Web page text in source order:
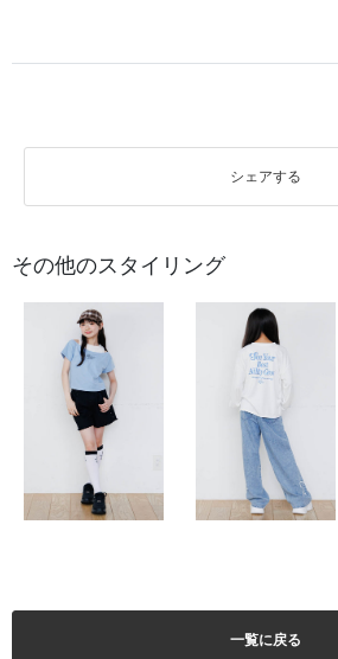
シェアする
その他のスタイリング
一覧に戻る